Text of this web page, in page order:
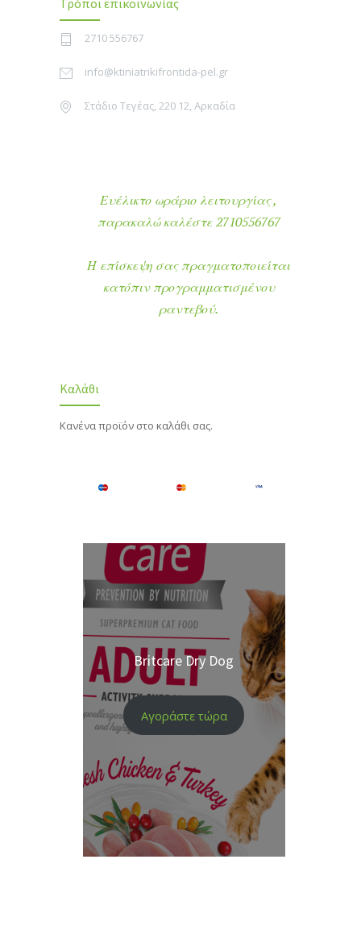
Τρόποι επικοινωνίας
2710 556767
info@ktiniatrikifrontida-pel.gr
Στάδιο Τεγέας, 220 12, Αρκαδία
Ευέλικτο ωράριο λειτουργίας ,
παρακαλώ καλέστε 2710556767
Η επίσκεψη σας πραγματοποιείται
κατόπιν προγραμματισμένου
ραντεβού.
Καλάθι
Κανένα προϊόν στο καλάθι σας.
Britcare Dry Dog
Αγοράστε τώρα